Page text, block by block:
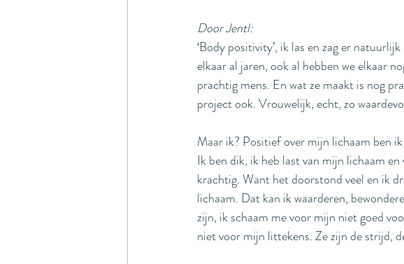
Door Jentl:
‘Body positivity’, ik las en zag er
elkaar al jaren, ook al hebben we elkaar
prachtig mens. En wat ze maakt is nog
project ook. Vrouwelijk, echt, zo
Maar ik? Positief over mijn lichaam ben
Ik ben dik, ik heb last van mijn lichaam
krachtig. Want het doorstond veel en ik
lichaam. Dat kan ik waarderen,
zijn, ik schaam me voor mijn niet goed
niet voor mijn littekens. Ze zijn de strijd,